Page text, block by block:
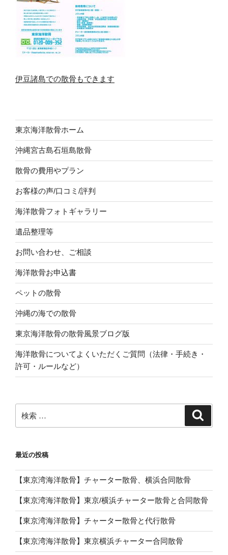
伊豆諸島での散骨もできます
東京海洋散骨ホーム
沖縄宮古島石垣島散骨
散骨の費用やプラン
お客様の声/口コミ/評判
海洋散骨フォトギャラリー
遺品整理等
お問い合わせ、ご相談
海洋散骨お申込書
ペットの散骨
沖縄の海での散骨
東京海洋散骨の散骨風景ブログ版
海洋散骨についてよくいただくご質問（法律・手続き・
許可・ルールなど）
索:
最近の投稿
【東京湾海洋散骨】チャーター散骨、横浜合同散骨
【東京湾海洋散骨】東京/横浜チャーター散骨と合同散骨
【東京湾海洋散骨】チャーター散骨と代行散骨
【東京湾海洋散骨】東京横浜チャーター合同散骨